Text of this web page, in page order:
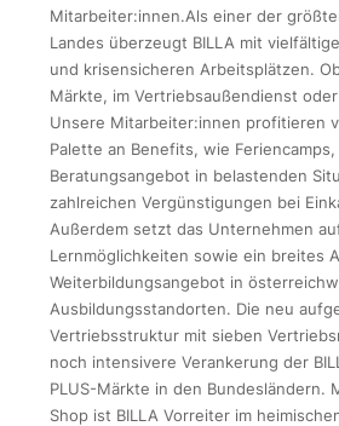
Mitarbeiter:innen.Als einer der
Landes überzeugt BILLA mit
und krisensicheren Arbeitsplätzen.
Märkte, im Vertriebsaußendienst
Unsere Mitarbeiter:innen profitieren
Palette an Benefits, wie
Beratungsangebot in belastenden
zahlreichen Vergünstigungen bei
Außerdem setzt das Unternehmen
Lernmöglichkeiten sowie ein breites
Weiterbildungsangebot in
Ausbildungsstandorten. Die neu
Vertriebsstruktur mit sieben
noch intensivere Verankerung der
PLUS-Märkte in den Bundesländern.
Shop ist BILLA Vorreiter im